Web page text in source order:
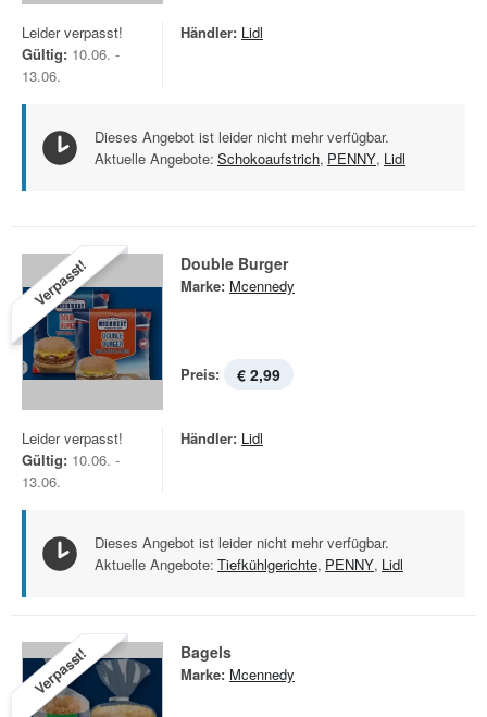
Leider verpasst!
Gültig: 10.06. -
13.06.
Händler: Lidl
Dieses Angebot ist leider nicht mehr verfügbar.
Aktuelle Angebote: Schokoaufstrich, PENNY, Lidl
Verpasst! Double Burger
Marke: Mcennedy
Preis: € 2,99
Leider verpasst!
Gültig: 10.06. -
13.06.
Händler: Lidl
Dieses Angebot ist leider nicht mehr verfügbar.
Aktuelle Angebote: Tiefkühlgerichte, PENNY, Lidl
Verpasst! Bagels
Marke: Mcennedy